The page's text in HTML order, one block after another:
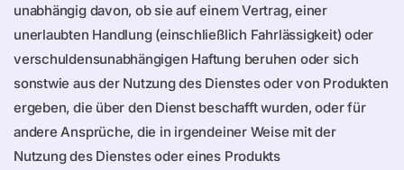
unabhängig davon, ob sie auf einem Vertrag, einer
unerlaubten Handlung (einschließlich Fahrlässigkeit) oder
verschuldensunabhängigen Haftung beruhen oder sich
sonstwie aus der Nutzung des Dienstes oder von Produkten
ergeben, die über den Dienst beschafft wurden, oder für
andere Ansprüche, die in irgendeiner Weise mit der
Nutzung des Dienstes oder eines Produkts